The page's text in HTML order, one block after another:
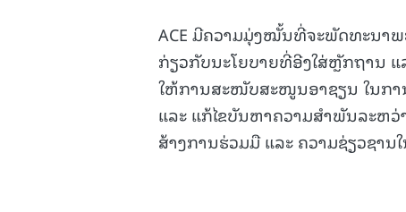
ACE ມີຄວາມມຸ່ງໝັ້ນທີ່ຈະພັດທະນາ
ກ່ຽວກັບນະໂຍບາຍທີ່ອີງໃສ່ຫຼັກຖານ
ໃຫ້ການສະໜັບສະໜູນອາຊຽນ ໃນກາ
ແລະ ແກ້ໄຂບັນຫາຄວາມສໍາພັນລະຫ
ສ້າງການຮ່ວມມື ແລະ ຄວາມຊ່ຽວຊາ